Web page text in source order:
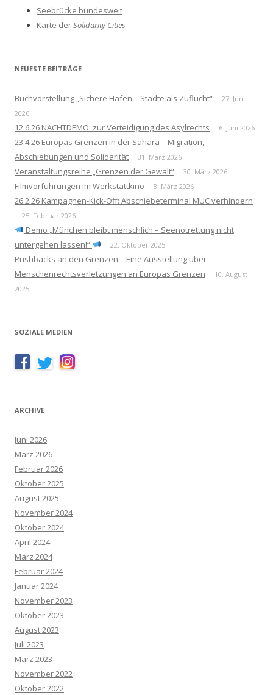
:
Seebrücke bundesweit
Karte derSolidarity Cities
NEUESTE BEITRÄGE
Buchvorstellung „Sichere Häfen – Städte als Zuflucht“
27. Juni
2026
12.6.26 NACHTDEMO zur Verteidigung des Asylrechts 6. Juni 2026
23.4.26 Europas Grenzen in der Sahara – Migration,
Abschiebungen und Solidarität
31. März 2026
Veranstaltungsreihe „Grenzen der Gewalt“ 30. März 2026
Filmvorführungen im Werkstattkino 8. März 2026
26.2.26 Kampagnen-Kick-Off: Abschiebeterminal MUC verhindern
25. Februar 2026
Demo „München bleibt menschlich – Seenotrettung nicht
untergehen lassen!“
22. Oktober 2025
Pushbacks an den Grenzen – Eine Ausstellung über
Menschenrechtsverletzungen an Europas Grenzen
10. August
2025
SOZIALE MEDIEN
ARCHIVE
Juni 2026
März 2026
Februar 2026
Oktober 2025
August 2025
November 2024
Oktober 2024
April 2024
März 2024
Februar 2024
Januar 2024
November 2023
Oktober 2023
August 2023
Juli 2023
März 2023
November 2022
Oktober 2022